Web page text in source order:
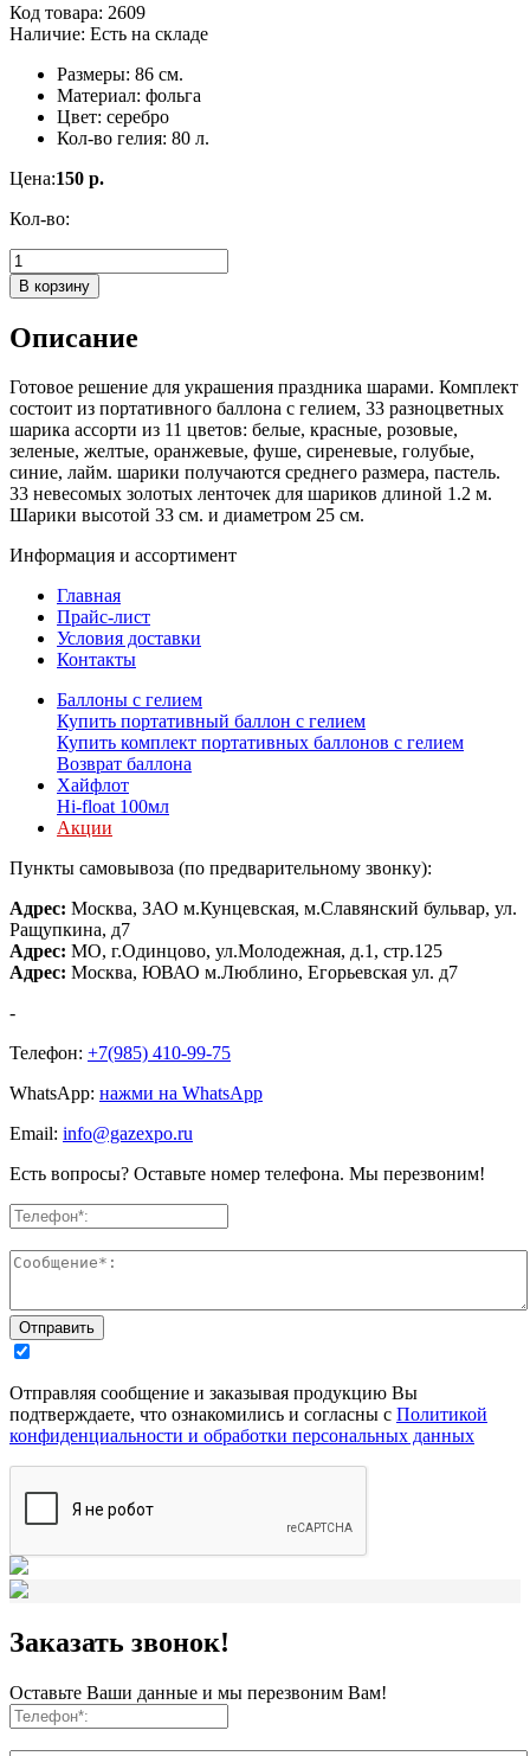
Код товара: 2609
Наличие: Есть на складе
Размеры: 86 см.
Материал: фольга
Цвет: серебро
Кол-во гелия: 80 л.
Цена:150 р.
Кол-во:
В корзину
Описание
Готовое решение для украшения праздника шарами. Комплект
состоит из портативного баллона с гелием, 33 разноцветных
шарика ассорти из 11 цветов: белые, красные, розовые,
зеленые, желтые, оранжевые, фуше, сиреневые, голубые,
синие, лайм. шарики получаются среднего размера, пастель.
33 невесомых золотых ленточек для шариков длиной 1.2 м.
Шарики высотой 33 см. и диаметром 25 см.
Информация и ассортимент
Главная
Прайс-лист
Условия доставки
Контакты
Баллоны с гелием
Купить портативный баллон с гелием
Купить комплект портативных баллонов с гелием
Возврат баллона
Хайфлот
Hi-float 100мл
Акции
Пункты самовывоза (по предварительному звонку):
Адрес: Москва, ЗАО м.Кунцевская, м.Славянский бульвар, ул.
Ращупкина, д7
Адрес: МО, г.Одинцово, ул.Молодежная, д.1, стр.125
Адрес: Москва, ЮВАО м.Люблино, Егорьевская ул. д7
-
Телефон: +7(985) 410-99-75
WhatsApp: нажми на WhatsApp
Email: info@gazexpo.ru
Есть вопросы? Оставьте номер телефона. Мы перезвоним!
Отправляя сообщение и заказывая продукцию Вы
подтверждаете, что ознакомились и согласны с Политикой
конфиденциальности и обработки персональных данных
Заказать звонок!
Оставьте Ваши данные и мы перезвоним Вам!